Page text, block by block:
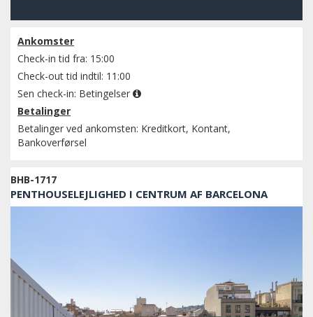
Ankomster
Check-in tid fra: 15:00
Check-out tid indtil: 11:00
Sen check-in: Betingelser
Betalinger
Betalinger ved ankomsten: Kreditkort, Kontant,
Bankoverførsel
BHB-1717
PENTHOUSELEJLIGHED I CENTRUM AF BARCELONA